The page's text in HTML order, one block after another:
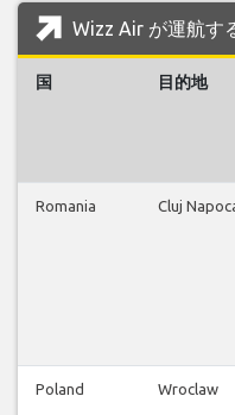
Wizz Air が運航す
国 目的地
Romania Cluj
Poland Wroclaw